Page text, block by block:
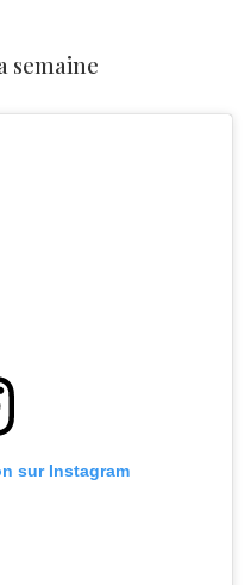
semaine
sur Instagram